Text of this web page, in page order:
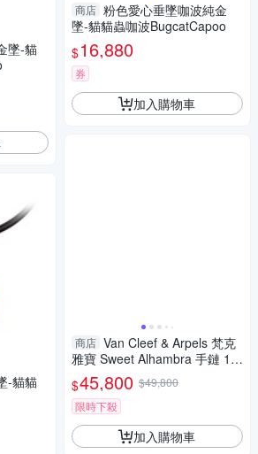
墜-貓
-貓貓
商店 粉色愛心垂墜咖波純金
墜-貓貓蟲咖波BugcatCapoo
$16,880
券
加入購物車
商店 Van Cleef & Arpels 梵克
雅寶 Sweet Alhambra 手鏈 18
K黃金 珍珠母貝 無鷹標 VCARF
68800 【二手名牌BRAND OF
F】
$45,800 $49,800
限時下殺
加入購物車